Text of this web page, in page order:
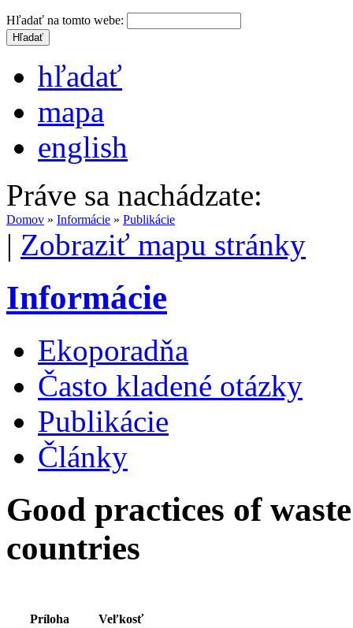
Hľadať na tomto webe:
hľadať
mapa
english
Práve sa nachádzate:
Domov » Informácie » Publikácie
| Zobraziť mapu stránky
Informácie
Ekoporadňa
Často kladené otázky
Publikácie
Články
Good practices of
countries
Príloha
Veľkosť